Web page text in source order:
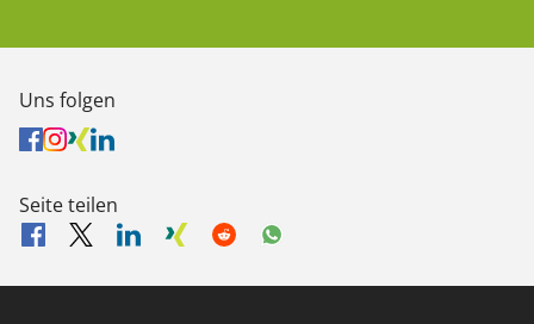
Uns folgen
Seite teilen